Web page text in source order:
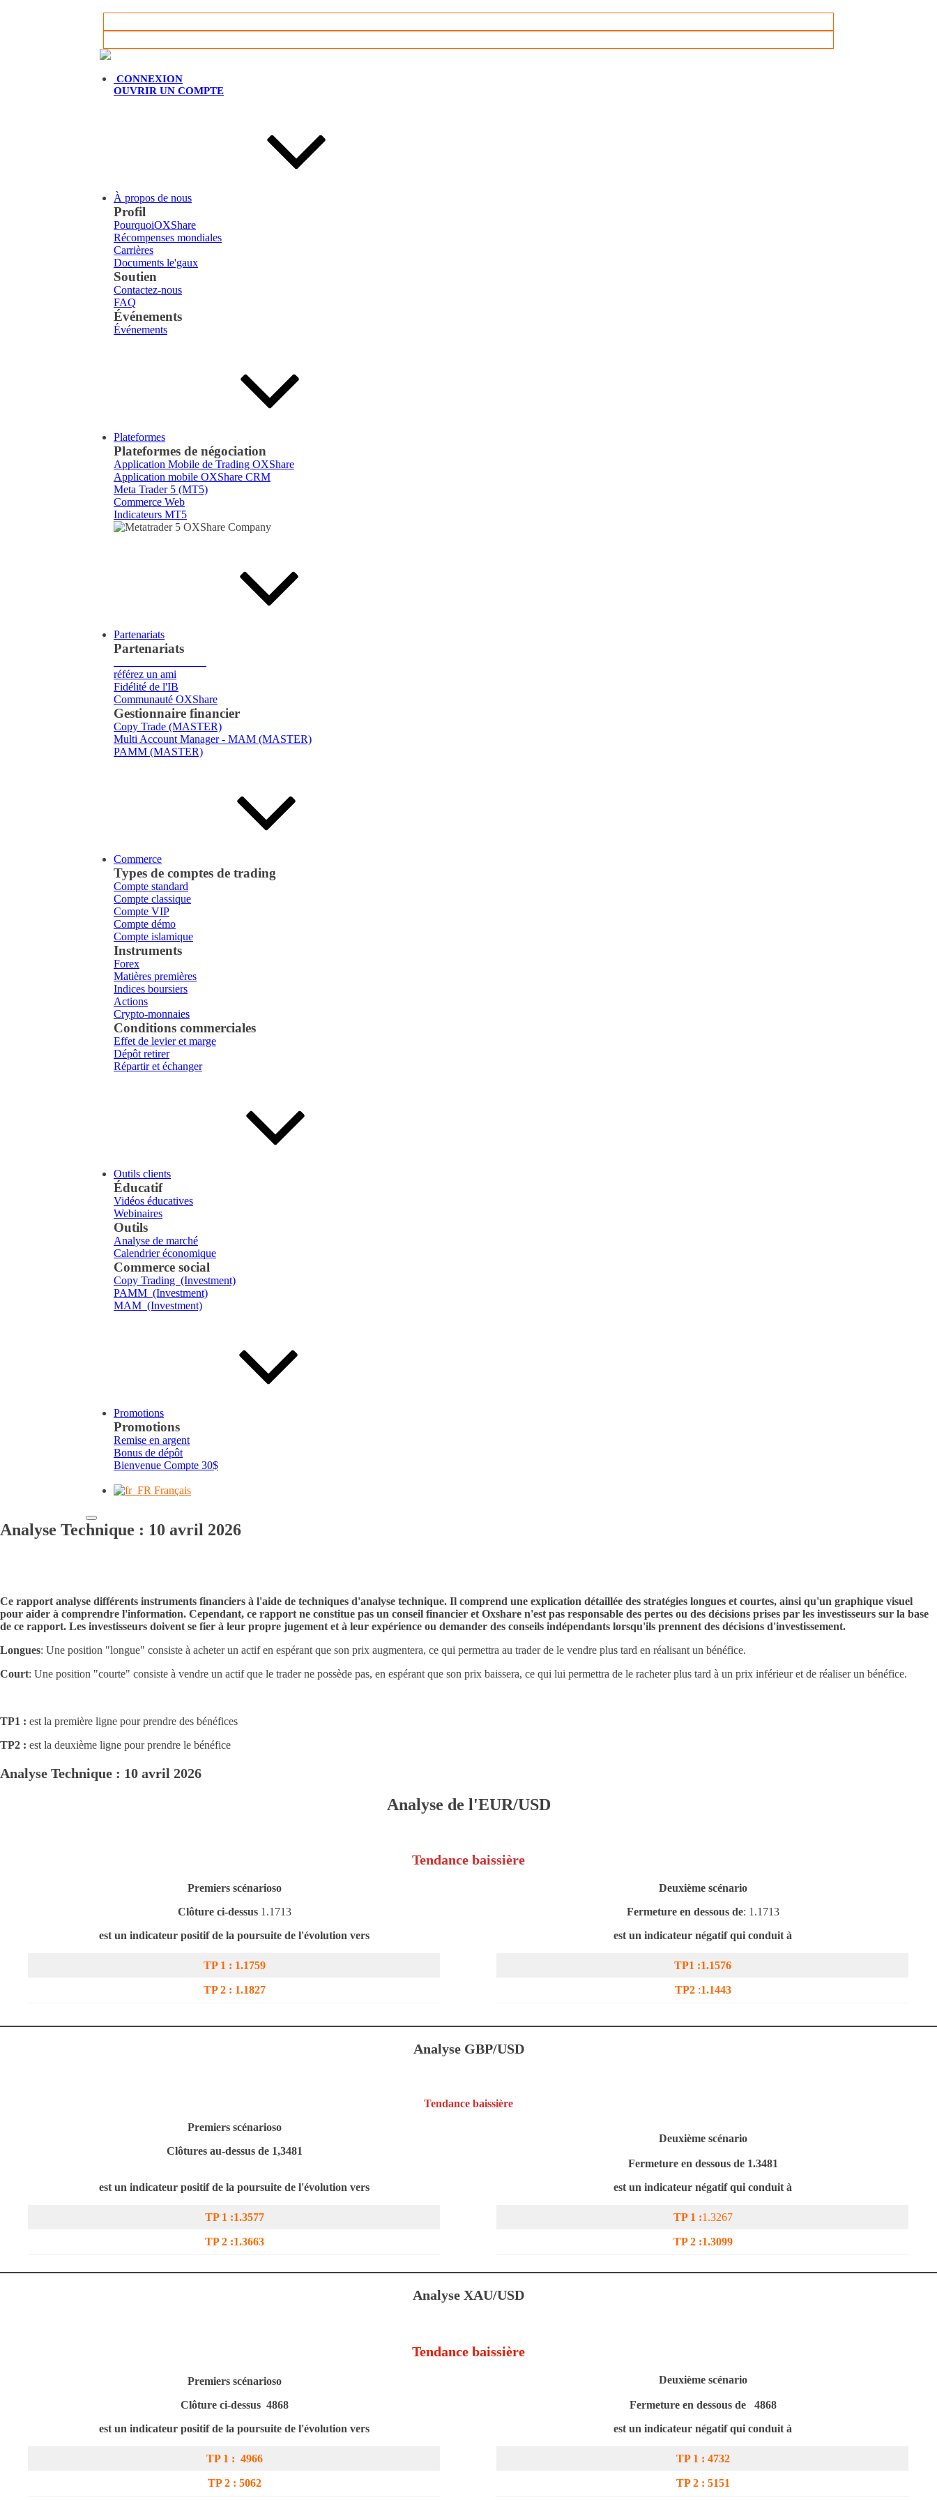
CONNEXION
OUVRIR UN COMPTE
À propos de nous
Profil
PourquoiOXShare
Récompenses mondiales
Carrières
Documents le'gaux
Soutien
Contactez-nous
FAQ
Événements
Événements
Plateformes
Plateformes de négociation
Application Mobile de Trading OXShare
Application mobile OXShare CRM
Meta Trader 5 (MT5)
Commerce Web
Indicateurs MT5
Partenariats
Partenariats
référez un ami
Fidélité de l'IB
Communauté OXShare
Gestionnaire financier
Copy Trade (MASTER)
Multi Account Manager - MAM (MASTER)
PAMM (MASTER)
Commerce
Types de comptes de trading
Compte standard
Compte classique
Compte VIP
Compte démo
Compte islamique
Instruments
Forex
Matières premières
Indices boursiers
Actions
Crypto-monnaies
Conditions commerciales
Effet de levier et marge
Dépôt retirer
Répartir et échanger
Outils clients
Éducatif
Vidéos éducatives
Webinaires
Outils
Analyse de marché
Calendrier économique
Commerce social
Copy Trading (Investment)
PAMM (Investment)
MAM (Investment)
Promotions
Promotions
Remise en argent
Bonus de dépôt
Bienvenue Compte 30$
Français
Analyse Technique : 10 avril 2026
Ce rapport analyse différents instruments financiers à l'aide de techniques d'analyse technique. Il comprend une explication détaillée des stratégies longues et courtes, ainsi qu'un graphique visuel
pour aider à comprendre l'information. Cependant, ce rapport ne constitue pas un conseil financier et Oxshare n'est pas responsable des pertes ou des décisions prises par les investisseurs sur la base
de ce rapport. Les investisseurs doivent se fier à leur propre jugement et à leur expérience ou demander des conseils indépendants lorsqu'ils prennent des décisions d'investissement.
Longues: Une position "longue" consiste à acheter un actif en espérant que son prix augmentera, ce qui permettra au trader de le vendre plus tard en réalisant un bénéfice.
Court: Une position "courte" consiste à vendre un actif que le trader ne possède pas, en espérant que son prix baissera, ce qui lui permettra de le racheter plus tard à un prix inférieur et de réaliser un bénéfice.
TP1 : est la première ligne pour prendre des bénéfices
TP2 : est la deuxième ligne pour prendre le bénéfice
Analyse Technique : 10 avril 2026
Analyse de l'EUR/USD
Tendance baissière
Premiers scénarioso
Clôture ci-dessus 1.1713
est un indicateur positif de la poursuite de l'évolution vers
TP 1 : 1.1759
TP 2 : 1.1827
Deuxième scénario
Fermeture en dessous de: 1.1713
est un indicateur négatif qui conduit à
TP1 :1.1576
TP2:1.1443
Analyse GBP/USD
Tendance baissière
Premiers scénarioso
Clôtures au-dessus de 1,3481
est un indicateur positif de la poursuite de l'évolution vers
TP 1 :1.3577
TP 2 :1.3663
Deuxième scénario
Fermeture en dessous de 1.3481
est un indicateur négatif qui conduit à
TP 1 :1.3267
TP 2 :1.3099
Analyse XAU/USD
Tendance baissière
Premiers scénarioso
Clôture ci-dessus 4868
est un indicateur positif de la poursuite de l'évolution vers
TP 1 : 4966
TP 2 : 5062
Deuxième scénario
Fermeture en dessous de
4868
est un indicateur négatif qui conduit à
TP 1 : 4732
TP 2 : 5151